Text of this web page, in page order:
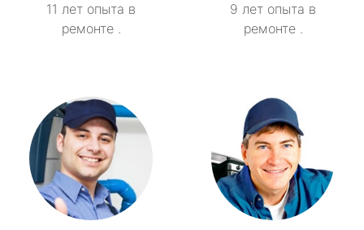
11 лет опыта в
ремонте .
9 лет опыта в
ремонте .